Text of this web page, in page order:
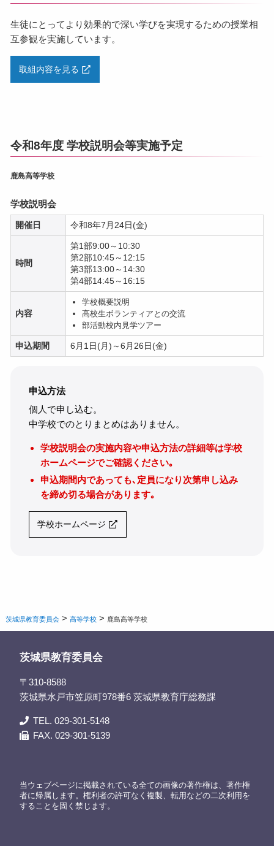
生徒にとってより効果的で深い学びを実現するための授業相
互参観を実施しています。
取組内容を見る
令和8年度 学校説明会等実施予定
鹿島高等学校
学校説明会
開催日 令和8年7月24日(金)
時間
第1部9:00～10:30
第2部10:45～12:15
第3部13:00～14:30
第4部14:45～16:15
内容
学校概要説明
高校生ボランティアとの交流
部活動校内見学ツアー
申込期間 6月1日(月)～6月26日(金)
申込方法
個人で申し込む。
中学校でのとりまとめはありません。
学校説明会の実施内容や申込方法の詳細等は学校
ホームページでご確認ください｡
申込期間内であっても､定員になり次第申し込み
を締め切る場合があります｡
学校ホームページ
茨城県教育委員会 >高等学校 > 鹿島高等学校
茨城県教育委員会
〒310-8588
茨城県水戸市笠原町978番6 茨城県教育庁総務課
TEL. 029-301-5148
FAX. 029-301-5139
当ウェブページに掲載されている全ての画像の著作権は、著作権
者に帰属します。権利者の許可なく複製、転用などの二次利用を
することを固く禁じます。